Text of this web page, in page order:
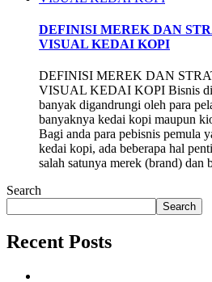
DEFINISI MEREK DAN
VISUAL KEDAI KOPI
DEFINISI MEREK DAN
VISUAL KEDAI KOPI Bisnis di
banyak digandrungi oleh para
banyaknya kedai kopi maupun
Bagi anda para pebisnis pemula
kedai kopi, ada beberapa hal
salah satunya merek (brand)
Search
Search
Recent Posts